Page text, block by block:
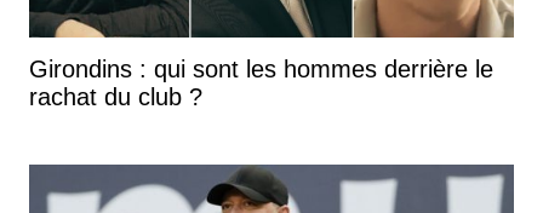
Girondins : qui sont les hommes derrière le
rachat du club ?